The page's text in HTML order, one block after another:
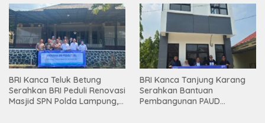
Mesuji
BRI Kanca Teluk Betung
Serahkan BRI Peduli Renovasi
Masjid SPN Polda Lampung,
BRI Kanca Tanjung Karang
Serahkan Bantuan
Pembangunan PAUD